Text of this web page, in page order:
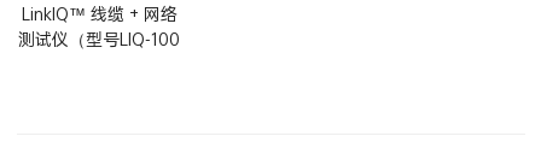
LinkIQ™ 线缆 + 网络
测试仪（型号LIQ-100